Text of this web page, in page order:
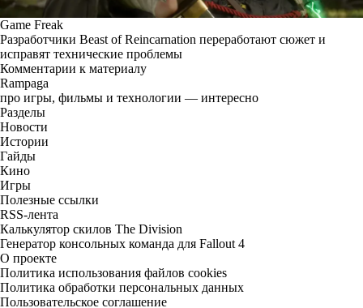
Game Freak
Разработчики Beast of Reincarnation переработают сюжет и
исправят технические проблемы
Комментарии к материалу
Rampaga
про игры, фильмы и технологии — интересно
Разделы
Новости
Истории
Гайды
Кино
Игры
Полезные ссылки
RSS-лента
Калькулятор скилов The Division
Генератор консольных команда для Fallout 4
О проекте
Политика использования файлов cookies
Политика обработки персональных данных
Пользовательское соглашение